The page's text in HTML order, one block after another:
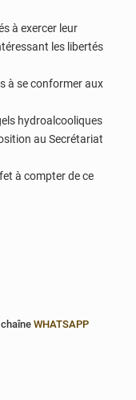
à exercer leur
les libertés
à se conformer aux
hydroalcooliques
au Secrétariat
à compter de ce
WHATSAPP